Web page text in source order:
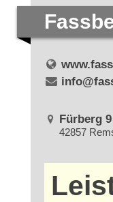
Fürberg 9
42857